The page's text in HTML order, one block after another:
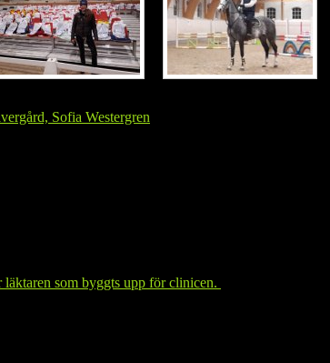
Sofia Westergren
som byggts upp för clinicen.